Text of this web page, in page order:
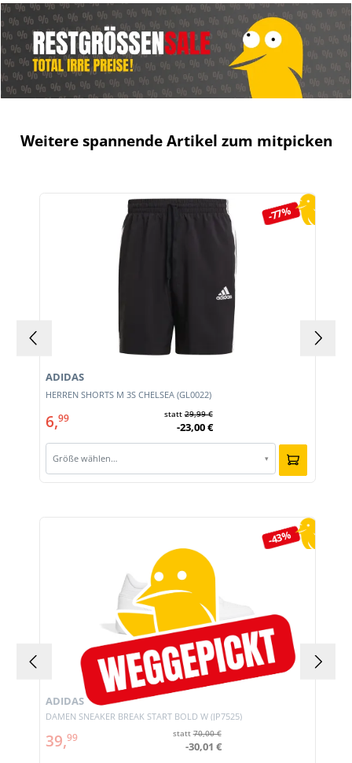
Weitere spannende Artikel zum mitpicken
Produktgalerie überspringen
-77%
HERREN SHORTS M 3S CHELSEA (GL0022)
ADIDAS
6,99 statt29,99 €
-23,00 €
Größe wählen… ▾
-43%
DAMEN SNEAKER BREAK START BOLD W (JP7525)
ADIDAS
39,99 statt70,00 €
-30,01 €